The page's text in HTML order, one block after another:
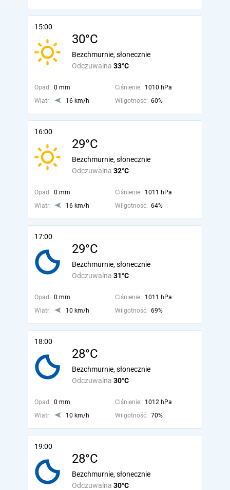
15:00
30°C
Odczuwalna 33°C
Bezchmurnie, słonecznie
Opad: 0 mm Ciśnienie: 1010 hPa
Wiatr:
16 km/h Wilgotność: 60%
16:00
29°C
Odczuwalna 32°C
Bezchmurnie, słonecznie
Opad: 0 mm Ciśnienie: 1011 hPa
Wiatr:
16 km/h Wilgotność: 64%
17:00
29°C
Odczuwalna 31°C
Bezchmurnie, słonecznie
Opad: 0 mm Ciśnienie: 1011 hPa
Wiatr:
10 km/h Wilgotność: 69%
18:00
28°C
Odczuwalna 30°C
Bezchmurnie, słonecznie
Opad: 0 mm Ciśnienie: 1012 hPa
Wiatr:
10 km/h Wilgotność: 70%
19:00
28°C
Odczuwalna 30°C
Bezchmurnie, słonecznie